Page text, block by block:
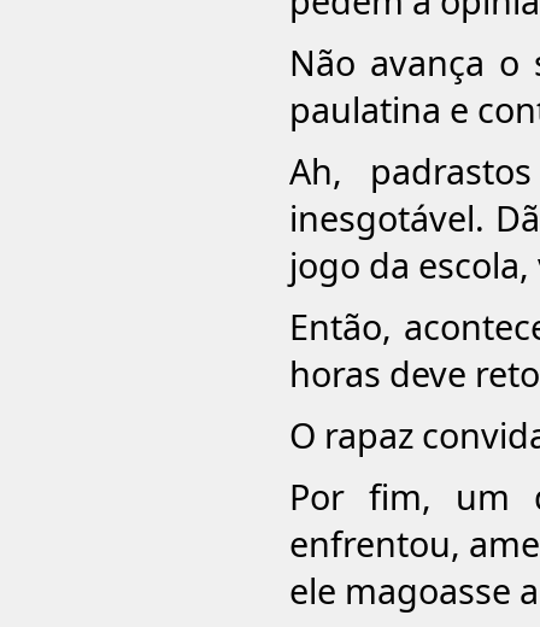
Não avança
paulatina e
Ah,
inesgotável.
jogo da
Então,
horas deve
O rapaz
Por fim, um
enfrentou,
ele magoasse